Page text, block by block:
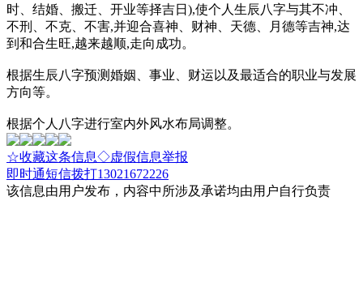
时、结婚、搬迁、开业等择吉日),使个人生辰八字与其不冲、
不刑、不克、不害,并迎合喜神、财神、天德、月德等吉神,达
到和合生旺,越来越顺,走向成功。
根据生辰八字预测婚姻、事业、财运以及最适合的职业与发展
方向等。
根据个人八字进行室内外风水布局调整。
☆收藏这条信息◇虚假信息举报
即时通短信拨打13021672226
该信息由用户发布，内容中所涉及承诺均由用户自行负责